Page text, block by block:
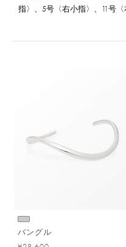
指〉、5号〈右小指〉、11号
バングル